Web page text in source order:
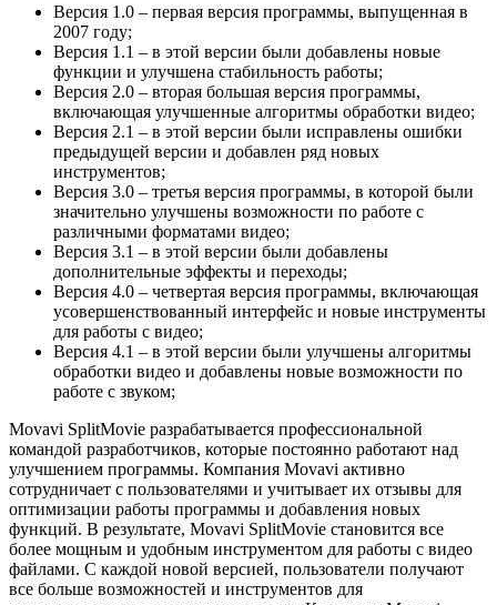
Версия 1.0 – первая версия программы, выпущенная в
2007 году;
Версия 1.1 – в этой версии были добавлены новые
функции и улучшена стабильность работы;
Версия 2.0 – вторая большая версия программы,
включающая улучшенные алгоритмы обработки видео;
Версия 2.1 – в этой версии были исправлены ошибки
предыдущей версии и добавлен ряд новых
инструментов;
Версия 3.0 – третья версия программы, в которой были
значительно улучшены возможности по работе с
различными форматами видео;
Версия 3.1 – в этой версии были добавлены
дополнительные эффекты и переходы;
Версия 4.0 – четвертая версия программы, включающая
усовершенствованный интерфейс и новые инструменты
для работы с видео;
Версия 4.1 – в этой версии были улучшены алгоритмы
обработки видео и добавлены новые возможности по
работе с звуком;
Movavi SplitMovie разрабатывается профессиональной
командой разработчиков, которые постоянно работают над
улучшением программы. Компания Movavi активно
сотрудничает с пользователями и учитывает их отзывы для
оптимизации работы программы и добавления новых
функций. В результате, Movavi SplitMovie становится все
более мощным и удобным инструментом для работы с видео
файлами. С каждой новой версией, пользователи получают
все больше возможностей и инструментов для